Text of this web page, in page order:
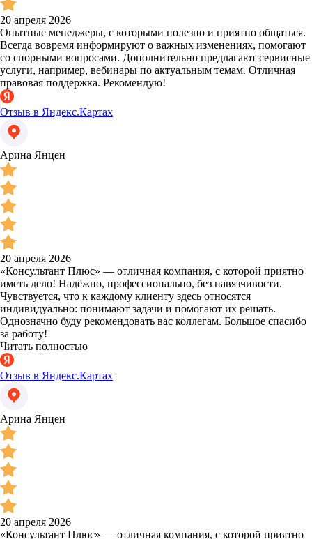
20 апреля 2026
Опытные менеджеры, с которыми полезно и приятно общаться.
Всегда вовремя информируют о важных изменениях, помогают
со спорными вопросами. Дополнительно предлагают сервисные
услуги, например, вебинары по актуальным темам. Отличная
правовая поддержка. Рекомендую!
Отзыв в Яндекс.Картах
Арина Янцен
20 апреля 2026
«Консультант Плюс» — отличная компания, с которой приятно
иметь дело! Надёжно, профессионально, без навязчивости.
Чувствуется, что к каждому клиенту здесь относятся
индивидуально: понимают задачи и помогают их решать.
Однозначно буду рекомендовать вас коллегам. Большое спасибо
за работу!
Читать полностью
Отзыв в Яндекс.Картах
Арина Янцен
20 апреля 2026
«Консультант Плюс» — отличная компания, с которой приятно